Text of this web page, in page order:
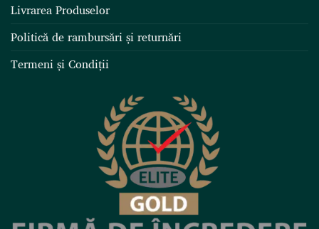
Livrarea Produselor
Politică de rambursări și returnări
Termeni și Condiții